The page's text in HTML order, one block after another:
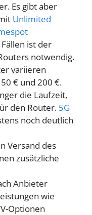
Es gibt aber
Unlimited
ist der
notwendig.
variieren
€ und 200 €.
die Laufzeit,
den Router. 5G
noch deutlich
Versand des
zusätzliche
Anbieter
wie
Optionen